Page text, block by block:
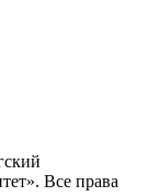
Все права